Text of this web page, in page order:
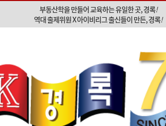
부동산학을 만들어 교육하는 유일한 곳, 경록!
역대 출제위원 X 아이비리그 출신들이 만든, 경록!